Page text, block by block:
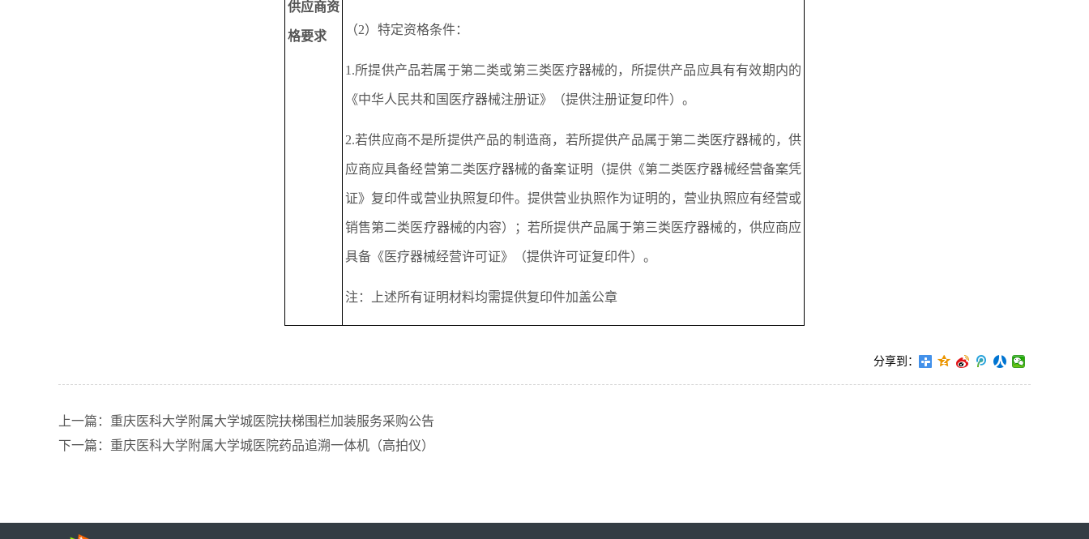
供应商资
格要求 （2）特定资格条件：
1.所提供产品若属于第二类或第三类医疗器械的，所提供产品应具有有效期内的
《中华人民共和国医疗器械注册证》（提供注册证复印件）。
2.若供应商不是所提供产品的制造商，若所提供产品属于第二类医疗器械的，供
应商应具备经营第二类医疗器械的备案证明（提供《第二类医疗器械经营备案凭
证》复印件或营业执照复印件。提供营业执照作为证明的，营业执照应有经营或
销售第二类医疗器械的内容）；若所提供产品属于第三类医疗器械的，供应商应
具备《医疗器械经营许可证》（提供许可证复印件）。
注：上述所有证明材料均需提供复印件加盖公章
分享到：
上一篇：重庆医科大学附属大学城医院扶梯围栏加装服务采购公告
下一篇：重庆医科大学附属大学城医院药品追溯一体机（高拍仪）